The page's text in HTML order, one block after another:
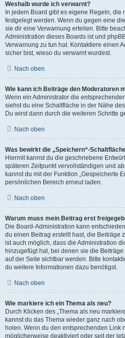
Weshalb wurde ich verwarnt?
In jedem Board gibt es eigene Regeln, die
festgelegt werden. Wenn du gegen eine
sie dir eine Verwarnung erteilen. Bitte
Administration dieses Boards ist und
Verwarnung zu tun hat. Kontaktiere einen
sicher bist, wieso du verwarnt wurdest.
Nach oben
Wie kann ich Beiträge den Moderatoren
Wenn ein Administrator die
siehst du eine Schaltfläche in der Nähe
Du wirst dann durch die weiteren Schritte
Nach oben
Was bewirkt die „Speichern“-
Hiermit kannst du die geschriebene
späteren Zeitpunkt vervollständigen und
kannst du mit der Funktion „Gespeicherte
persönlichen Bereich erneut laden.
Nach oben
Warum muss mein Beitrag erst
Die Board-Administration kann
du einen Beitrag erstellt hast, die Beiträge
ist auch möglich, dass die Administration
hinzugefügt hat, bei denen sie die
auf der Seite sichtbar werden. Bitte
du weitere Informationen dazu benötigst.
Nach oben
Wie markiere ich ein Thema als neu?
Durch Klicken des „Thema als neu
kannst du das Thema wieder ganz nach
holen. Wenn du den entsprechenden Link
möglicherweise deaktiviert oder seit der